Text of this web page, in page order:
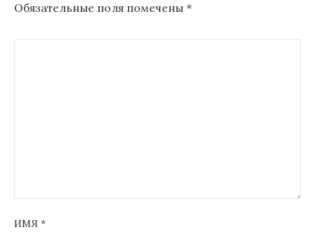
Обязательные поля помечены *
ИМЯ *